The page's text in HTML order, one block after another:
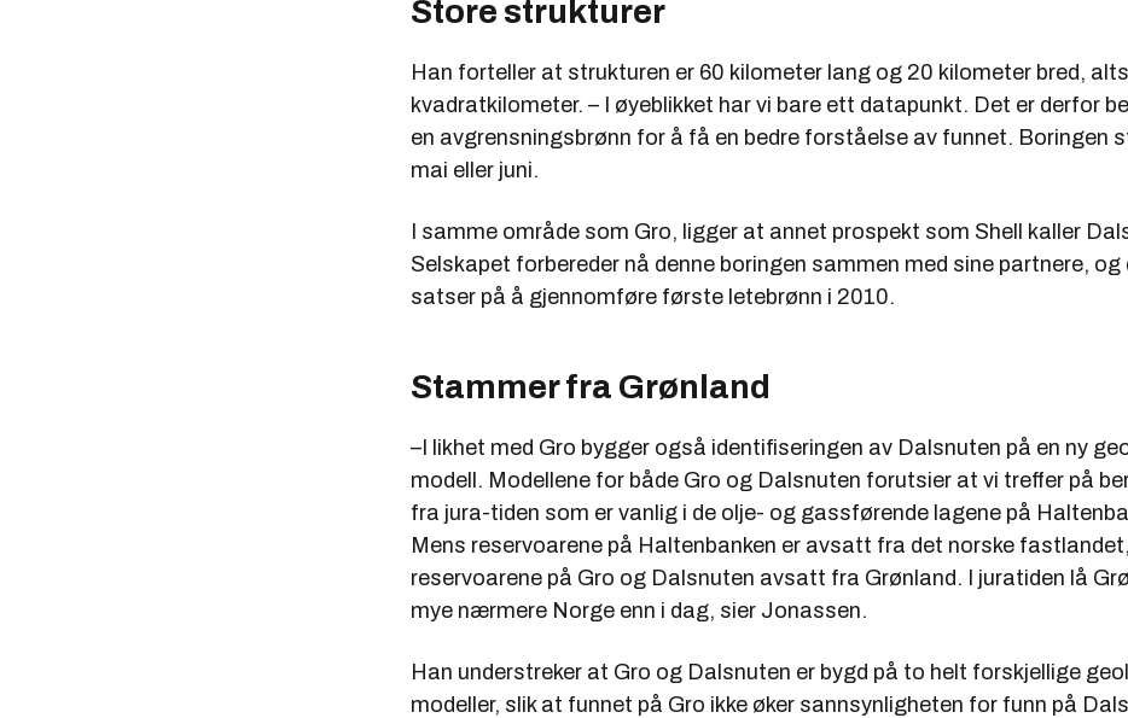
Store strukturer
Han forteller at strukturen er 60 kilometer lang og 20 kilometer bred,
kvadratkilometer. – I øyeblikket har vi bare ett datapunkt. Det er derfor
en avgrensningsbrønn for å få en bedre forståelse av funnet. Boringen
mai eller juni.
I samme område som Gro, ligger at annet prospekt som Shell kaller
Selskapet forbereder nå denne boringen sammen med sine partnere, og
satser på å gjennomføre første letebrønn i 2010.
Stammer fra Grønland
–I likhet med Gro bygger også identifiseringen av Dalsnuten på en ny
modell. Modellene for både Gro og Dalsnuten forutsier at vi treffer på
fra jura-tiden som er vanlig i de olje- og gassførende lagene på
Mens reservoarene på Haltenbanken er avsatt fra det norske
reservoarene på Gro og Dalsnuten avsatt fra Grønland. I juratiden lå
mye nærmere Norge enn i dag, sier Jonassen.
Han understreker at Gro og Dalsnuten er bygd på to helt forskjellige
modeller, slik at funnet på Gro ikke øker sannsynligheten for funn på